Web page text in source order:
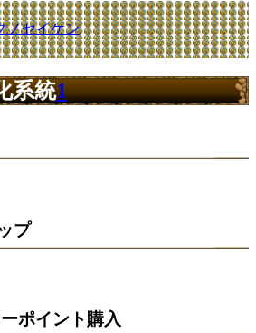
ノセイケン
系統1
プ
ポイント購入